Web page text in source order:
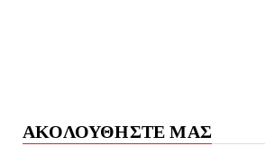
ΑΚΟΛΟΥΘΗΣΤΕ ΜΑΣ